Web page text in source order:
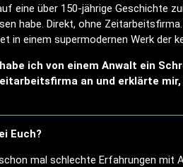
eine über 150-jährige Geschichte
habe. Direkt, ohne
in einem supermodernen Werk der
ich von einem Anwalt ein
an und erklärte
Euch?
mal schlechte Erfahrungen mit